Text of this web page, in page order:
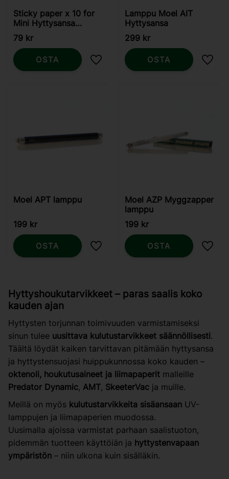
Sticky paper x 10 for
Mini Hyttysansa
Swissinno LED 4W
79 kr
Lisää suosikiksi
OSTA
Lamppu Moel AIT
Hyttysansa
299 kr
OSTA
Moel APT lamppu
199 kr
Lisää suosikiksi
OSTA
Moel AZP Myggzapper
lamppu
199 kr
OSTA
Hyttyshoukutarvikkeet – paras saalis koko
kauden ajan
Hyttysten torjunnan toimivuuden varmistamiseksi
sinun tulee uusittava kulutustarvikkeet säännöllisesti.
Täältä löydät kaiken tarvittavan pitämään hyttysansa
ja hyttystensuojasi huippukunnossa koko kauden –
oktenoli, houkutusaineet ja liimapaperit malleille
Predator Dynamic, AMT, SkeeterVac ja muille.
Meillä on myös kulutustarvikkeita sisäansaan UV-
lamppujen ja liimapaperien muodossa.
Uusimalla ajoissa varmistat parhaan saalistuoton,
pidemmän tuotteen käyttöiän ja hyttystenvapaan
ympäristön – niin ulkona kuin sisälläkin.